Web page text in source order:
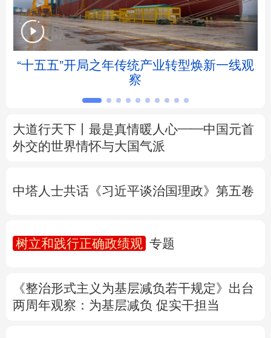
辽宁 吉林 上海 江苏
浙江 安徽 福建 江西
四川 贵州 云南
English Español Français عربى
“十五五”开局之年传统产业转型焕新一线观
察
大道行天下丨最是真情暖人心——中国元首
外交的世界情怀与大国气派
中塔人士共话《习近平谈治国理政》第五卷
树立和践行正确政绩观 专题
《整治形式主义为基层减负若干规定》出台
两周年观察 ：为基层减负 促实干担当